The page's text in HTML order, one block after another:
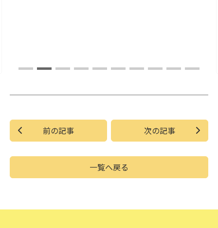
前の記事
一覧へ戻る
次の記事